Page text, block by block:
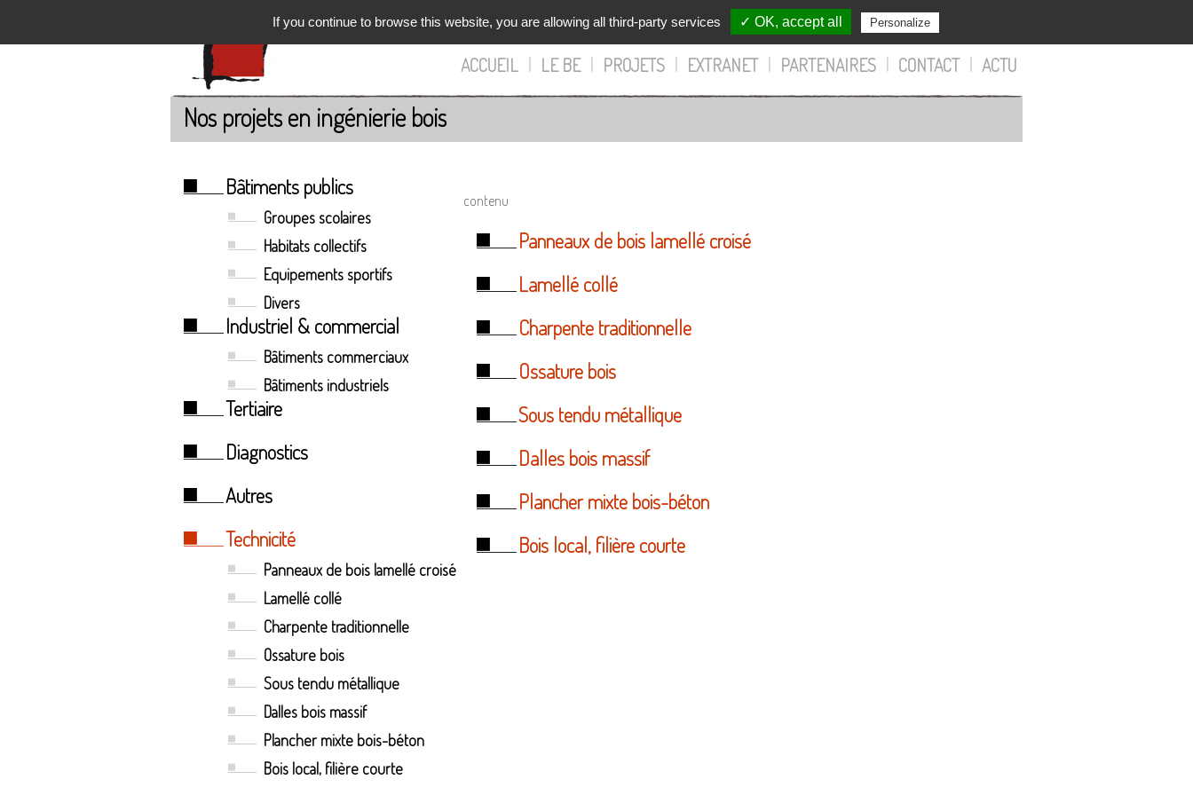
ACCUEIL | LE BE | PROJETS | EXTRANET | PARTENAIRES | CONTACT | ACTU
Nos projets en ingénierie bois
Bâtiments publics
Groupes scolaires
Habitats collectifs
Equipements sportifs
Divers
Industriel & commercial
Bâtiments commerciaux
Bâtiments industriels
Tertiaire
Diagnostics
Autres
Technicité
Panneaux de bois lamellé croisé
Lamellé collé
Charpente traditionnelle
Ossature bois
Sous tendu métallique
Dalles bois massif
Plancher mixte bois-béton
Bois local, filière courte
contenu
Panneaux de bois lamellé croisé
Lamellé collé
Charpente traditionnelle
Ossature bois
Sous tendu métallique
Dalles bois massif
Plancher mixte bois-béton
Bois local, filière courte
If you continue to browse this website, you are allowing all third-party services ✓ OK, accept all Personalize